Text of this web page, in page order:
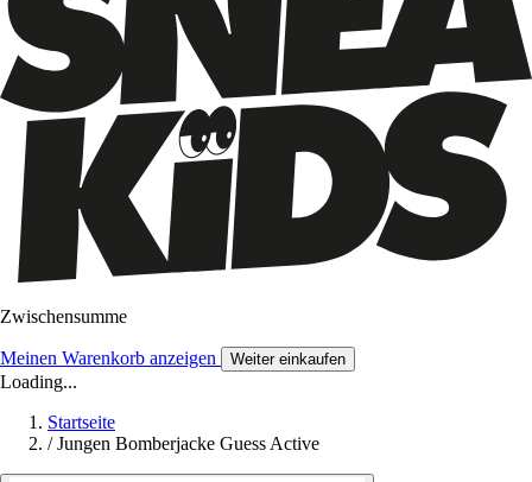
Zwischensumme
Meinen Warenkorb anzeigen Weiter einkaufen
Loading...
Startseite
/ Jungen Bomberjacke Guess Active